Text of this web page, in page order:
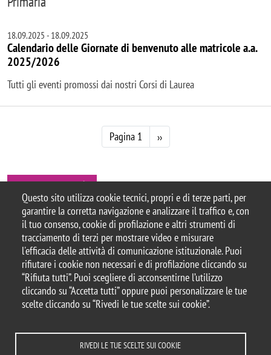
Questo sito utilizza cookie tecnici, propri e di terze parti, per
garantire la corretta navigazione e analizzare il traffico e, con
il tuo consenso, cookie di profilazione e altri strumenti di
tracciamento di terzi per mostrare video e misurare
l'efficacia delle attività di comunicazione istituzionale. Puoi
rifiutare i cookie non necessari e di profilazione cliccando su
“Rifiuta tutti”. Puoi scegliere di acconsentirne l’utilizzo
cliccando su “Accetta tutti” oppure puoi personalizzare le tue
scelte cliccando su “Rivedi le tue scelte sui cookie”.
RIVEDI LE TUE SCELTE SUI COOKIE
18.09.2025 - 18.09.2025
Calendario delle Giornate di benvenuto alle matricole a.a.
2025/2026
Tutti gli eventi promossi dai nostri Corsi di Laurea
Pagina 1 Pagina successiva
››
Tutte le news
© 2025 Università degli Studi di Milano-Bicocca
Piazza dell'Ateneo Nuovo, 1 - 20126, Milano
Casella PEC:ateneo.bicocca@pec.unimib.it
P.I. 12621570154 |
redazioneweb.formazione@unimib.it